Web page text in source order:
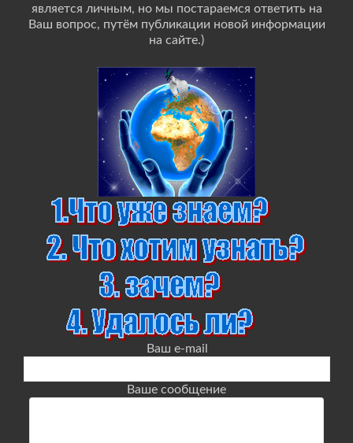
является личным, но мы постараемся ответить на
Ваш вопрос, путём публикации новой информации
на сайте.)
Ваш e-mail
Ваше сообщение